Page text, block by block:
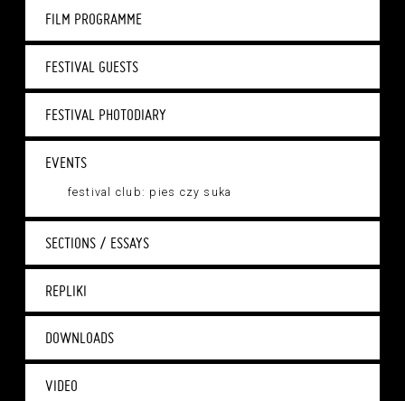
FILM PROGRAMME
FESTIVAL GUESTS
FESTIVAL PHOTODIARY
EVENTS
festival club: pies czy suka
SECTIONS / ESSAYS
REPLIKI
DOWNLOADS
VIDEO